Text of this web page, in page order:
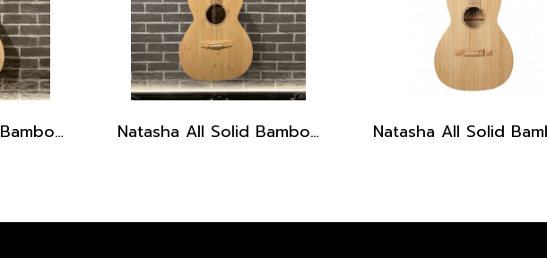
Natasha All Solid Bamboo JA Acoustic Guitar with gig bag Natasha All Solid Bamboo OM Acoustic Guitar with gig bag